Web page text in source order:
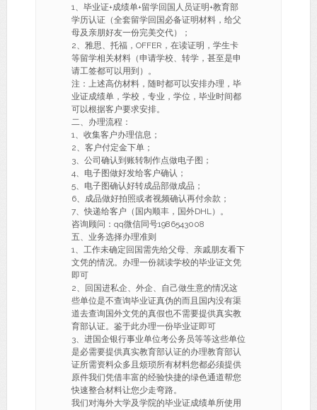
1、毕业证+成绩单+留学回国人员证明+教育部
学历认证（全套留学回国必备证明材料，给父
母及亲朋好友一份完美交代）；
2、雅思、托福，OFFER，在读证明，学生卡
等留学相关材料（申请学校、转学，甚至是申
请工签都可以用到）。
注：上述高仿材料，随时都可以安排办理，毕
业证成绩单，学校，专业，学位，毕业时间都
可以根据客户要求安排。
二、办理流程：
1、收集客户办理信息；
2、客户付定金下单；
3、公司确认到账转制作点做电子图；
4、电子图做好发给客户确认；
5、电子图确认好转成品部做成品；
6、成品做好拍照或者视频确认再付余款；
7、快递给客户（国内顺丰，国外DHL）。
咨询顾问：qq微信同号1986543008
五、业务选择办理准则
1、工作未确定回国需先给父母、亲戚朋友看下
文凭的情况。办理一份就读学校的毕业证文凭
即可
2、回国进私企、外企、自己做生意的情况这
些单位是不查询毕业证真伪的而且国内没有渠
道去查询国外文凭的真假也不需要提供真实教
育部认证。鉴于此办理一份毕业证即可
3、进国企银行事业单位考公务员等等这些单位
是必需要提供真实教育部认证的办理教育部认
证所需资料众多且烦琐所有材料您都必须提供
原件我们凭借丰富的经验快捷的绿色通道帮您
快速整合材料让您少走弯路。
我们对海外大学及学院的毕业证成绩单所使用